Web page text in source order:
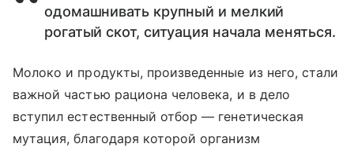
одомашнивать крупный и мелкий
рогатый скот, ситуация начала меняться.
Молоко и продукты, произведенные из него, стали
важной частью рациона человека, и в дело
вступил естественный отбор — генетическая
мутация, благодаря которой организм